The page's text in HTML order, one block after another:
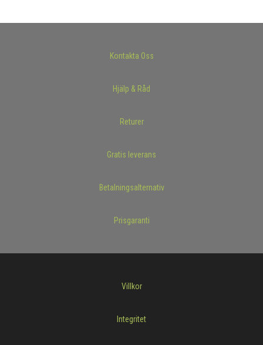
Kontakta Oss
Hjälp & Råd
Returer
Gratis leverans
Betalningsalternativ
Prisgaranti
Villkor
Integritet